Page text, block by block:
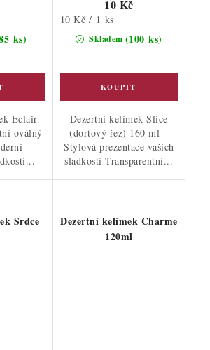
ks)
Eclair
oválný
Skladem (100 ks)
10 Kč
Měrná
cena:
10 Kč / 1 ks
Dezertní kelímek Slice
(dortový řez) 160 ml –
Stylová prezentace vašich
sladkostí Transparentní...
Srdce
Dezertní kelímek Charme
120ml